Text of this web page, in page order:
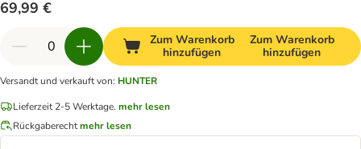
69,99 €
Zum Warenkorb
hinzufügen
Zum Warenkorb
hinzufügen
Versandt und verkauft von: HUNTER
Lieferzeit 2-5 Werktage. mehr lesen
Rückgaberechtmehr lesen